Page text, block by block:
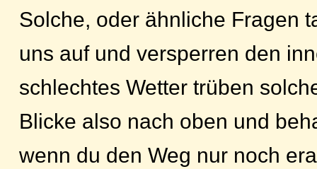
Solche, oder ähnliche Fragen
uns auf und versperren den
schlechtes Wetter trüben
Blicke also nach oben und
wenn du den Weg nur noch